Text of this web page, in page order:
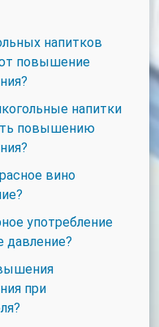
напитков
повышение
напитки
повышению
вино
употребление
давление?
при